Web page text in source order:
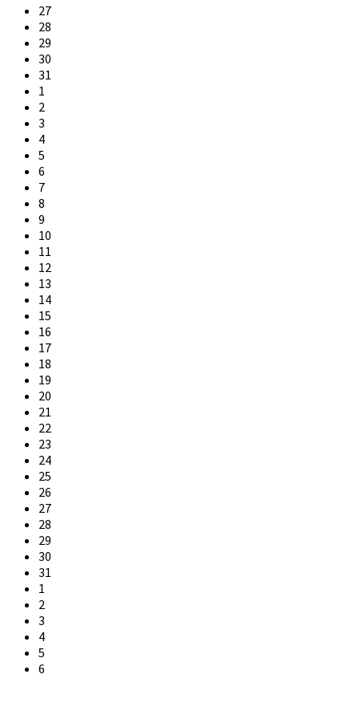
Skip
calendar
days
27
28
29
30
31
1
2
3
4
5
6
7
8
9
10
11
12
13
14
15
16
17
18
19
20
21
22
23
24
25
26
27
28
29
30
31
1
2
3
4
5
6